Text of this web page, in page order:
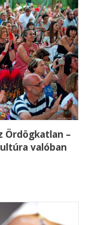
Ördögkatlan –
valóban